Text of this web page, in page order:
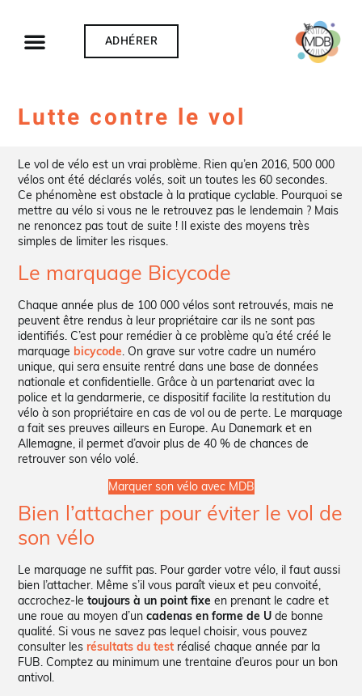
ADHÉRER
Lutte contre le vol
Le vol de vélo est un vrai problème. Rien qu’en 2016, 500 000
vélos ont été déclarés volés, soit un toutes les 60 secondes.
Ce phénomène est obstacle à la pratique cyclable. Pourquoi se
mettre au vélo si vous ne le retrouvez pas le lendemain ? Mais
ne renoncez pas tout de suite ! Il existe des moyens très
simples de limiter les risques.
Le marquage Bicycode
Chaque année plus de 100 000 vélos sont retrouvés, mais ne
peuvent être rendus à leur propriétaire car ils ne sont pas
identifiés. C’est pour remédier à ce problème qu’a été créé le
marquage bicycode. On grave sur votre cadre un numéro
unique, qui sera ensuite rentré dans une base de données
nationale et confidentielle. Grâce à un partenariat avec la
police et la gendarmerie, ce dispositif facilite la restitution du
vélo à son propriétaire en cas de vol ou de perte. Le marquage
a fait ses preuves ailleurs en Europe. Au Danemark et en
Allemagne, il permet d’avoir plus de 40 % de chances de
retrouver son vélo volé.
Marquer son vélo avec MDB
Bien l’attacher pour éviter le vol de
son vélo
Le marquage ne suffit pas. Pour garder votre vélo, il faut aussi
bien l’attacher. Même s’il vous paraît vieux et peu convoité,
accrochez-letoujours à un point fixe en prenant le cadre et
une roue au moyen d’uncadenas en forme de U de bonne
qualité. Si vous ne savez pas lequel choisir, vous pouvez
consulter les résultats du test réalisé chaque année par la
FUB. Comptez au minimum une trentaine d’euros pour un bon
antivol.